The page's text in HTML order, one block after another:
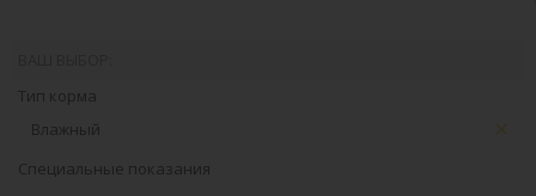
Тип корма
Влажный
Специальные показания